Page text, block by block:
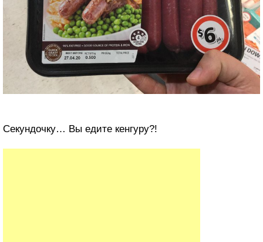
Секундочку… Вы едите кенгуру?!